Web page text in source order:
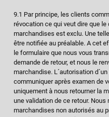
9.1 Par principe, les clients
révocation ce qui veut dire que
marchandises est exclu. Une
être notifiée au préalable. A cet
le formulaire que nous vous
demande de retour, et nous le
marchandise. L´autorisation
communiquer après examen de
uniquement à nous retourner la
une validation de ce retour.
marchandises non autorisés au